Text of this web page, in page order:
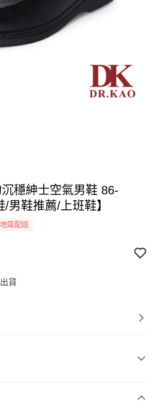
沉穩紳士空氣男鞋 86-
男鞋推薦/上班鞋】
區配送
貨